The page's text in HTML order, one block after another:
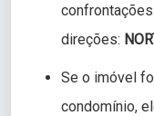
direções:
Se o imóvel
condomínio,